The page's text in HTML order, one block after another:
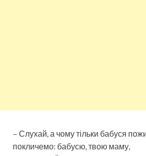
– Слухай, а чому тільки бабуся
покличемо: бабусю, твою маму,